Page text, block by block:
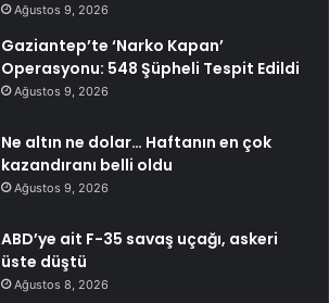
Ağustos 9, 2026
Gaziantep’te ‘Narko Kapan’
Operasyonu: 548 Şüpheli Tespit Edildi
Ağustos 9, 2026
Ne altın ne dolar… Haftanın en çok
kazandıranı belli oldu
Ağustos 9, 2026
ABD’ye ait F-35 savaş uçağı, askeri
üste düştü
Ağustos 8, 2026